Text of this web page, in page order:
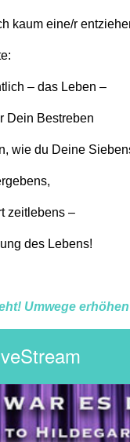
kaum eine/r
– das Leben –
Dein Bestreben
wie du Deine
zeitlebens –
des Lebens!
Umwege